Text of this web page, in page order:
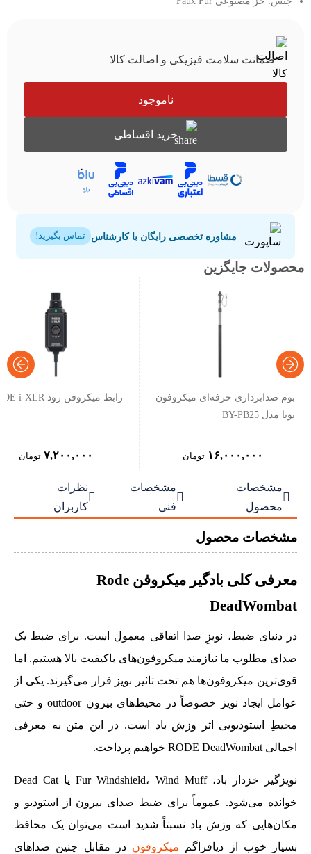
ضمانت سلامت فیزیکی و اصالت کالا
ناموجود
خرید اقساطی
مشاوره تخصصی رایگان با کارشناس تماس بگیرید!
محصولات جایگزین
بوم صدابرداری حرفه‌ای میکروفون
بویا مدل BY-PB25
۱۶,۰۰۰,۰۰۰ تومان
رابط میکروفن رود RODE i-XLR
۷,۲۰۰,۰۰۰ تومان

مشخصات
محصول

مشخصات
فنی

نظرات
کاربران
مشخصات محصول
معرفی کلی
بادگیر میکروفن Rode
DeadWombat
در دنیای ضبط، نویزِ صدا اتفاقی معمول است. برای ضبط یک
صدای مطلوب ما نیازمند میکروفون‌های باکیفیت بالا هستیم. اما
قوی‌ترین میکروفون‌ها هم تحت تاثیر نویز قرار می‌گیرند. یکی از
عوامل ایجاد نویز خصوصاً در محیط‌های بیرون outdoor و حتی
محیطِ استودیویی اثر وزش باد است. در این متن به معرفی
اجمالی RODE DeadWombat خواهیم پرداخت.
نویزگیر خزدار باد، Fur Windshield، Wind Muff یا Dead Cat
خوانده می‌شود. عموماً برای ضبط صدای بیرون از استودیو و
مکان‌هایی که وزش باد نسبتاً شدید است می‌توان یک محافظ
بسیار خوب از دیافراگم میکروفوندر مقابل چنین صداهای